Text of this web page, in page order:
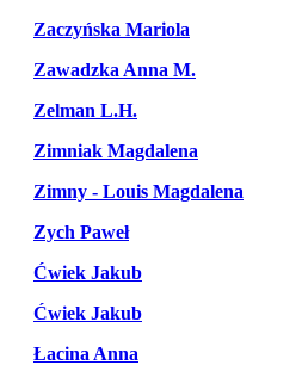
Zaczyńska Mariola
Zawadzka Anna M.
Zelman L.H.
Zimniak Magdalena
Zimny - Louis Magdalena
Zych Paweł
Ćwiek Jakub
Ćwiek Jakub
Łacina Anna